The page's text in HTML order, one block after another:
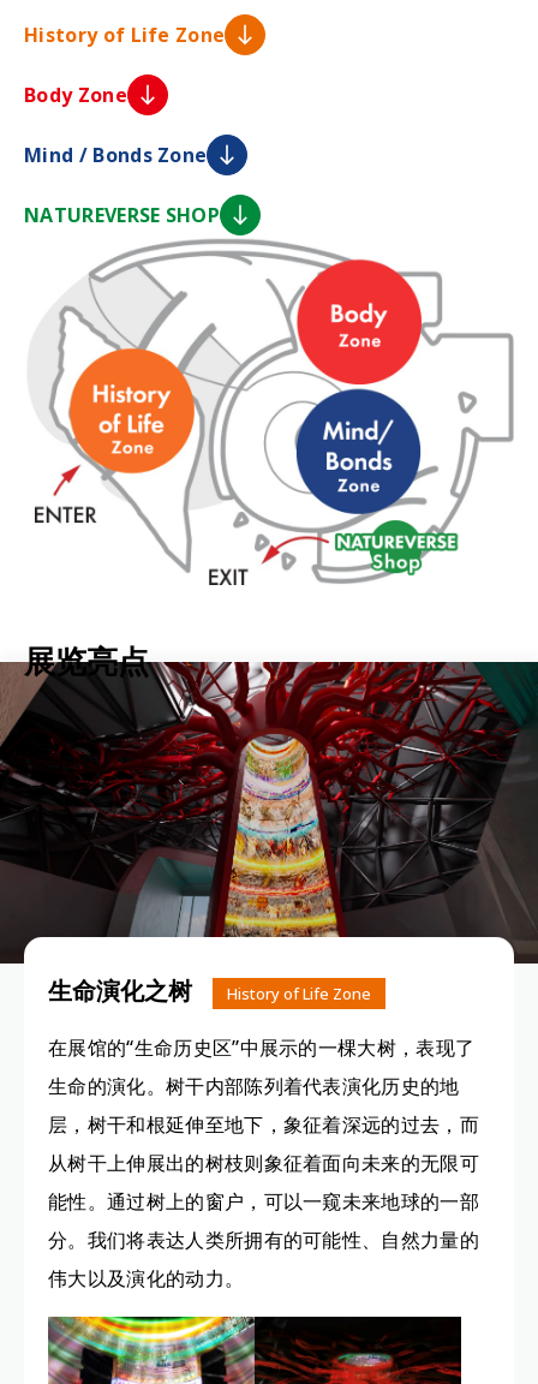
History of Life Zone
Body Zone
Mind / Bonds Zone
NATUREVERSE SHOP
展览亮点
生命演化之树 History of Life Zone
在展馆的“生命历史区”中展示的一棵大树，表现了
生命的演化。树干内部陈列着代表演化历史的地
层，树干和根延伸至地下，象征着深远的过去，而
从树干上伸展出的树枝则象征着面向未来的无限可
能性。通过树上的窗户，可以一窥未来地球的一部
分。我们将表达人类所拥有的可能性、自然力量的
伟大以及演化的动力。